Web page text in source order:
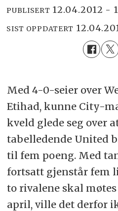
PUBLISERT 12.04.2012 -
SIST OPPDATERT
Med 4-0-seier over
Etihad, kunne City-
kveld glede seg over
tabelledende United
til fem poeng. Med
fortsatt gjenstår fem
to rivalene skal møtes
april, ville det derfor